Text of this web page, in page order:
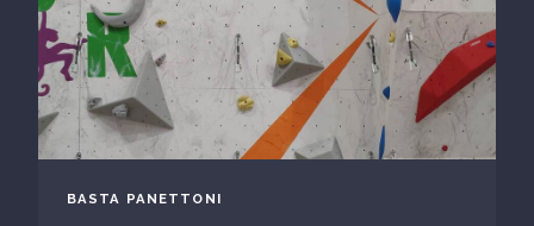
BASTA PANETTONI